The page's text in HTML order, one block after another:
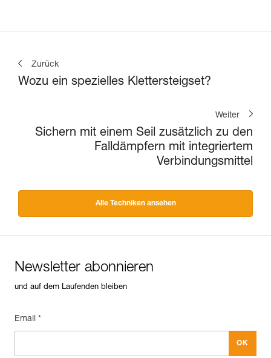
Zurück
Wozu ein spezielles Klettersteigset?
Weiter
Sichern mit einem Seil zusätzlich zu den
Falldämpfern mit integriertem
Verbindungsmittel
Alle Techniken ansehen
Newsletter abonnieren
und auf dem Laufenden bleiben
Email *